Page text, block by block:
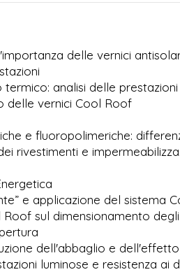
delle vernici
analisi delle
delle vernici Cool Roof
e fluoropolimeriche:
rivestimenti e
e applicazione del sistema
sul dimensionamento
dell'abbaglio e
luminose e resistenza ai